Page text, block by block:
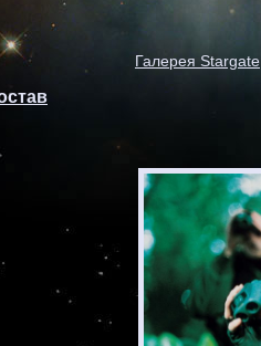
Галерея Stargate